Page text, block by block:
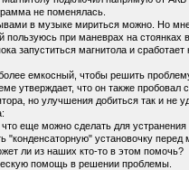
не поменялась.
в музыке мириться можно. Но
пользуюсь при маневрах на стоянках
запуститься магнитола и
емкосный, чтобы решить
утверждает, что он также
но улучшения добиться так и не
еще можно сделать для устранения
"конденсаторную" установочку перед
ли из наших кто-то в этом помочь?
помощь в решении проблемы.